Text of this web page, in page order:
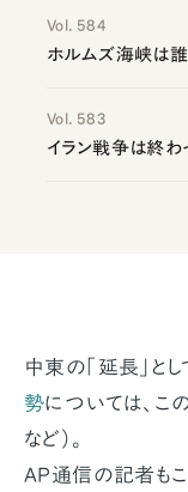
Vol. 584
ホルムズ海峡は
Vol. 583
イラン戦争は終わ
中東の「延長」とし
勢については、こ
など）。
AP通信の記者も